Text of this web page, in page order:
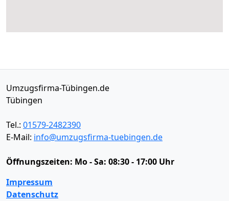
Umzugsfirma-Tübingen.de
Tübingen
Tel.: 01579-2482390
E-Mail: info@umzugsfirma-tuebingen.de
Öffnungszeiten: Mo - Sa: 08:30 - 17:00 Uhr
Impressum
Datenschutz